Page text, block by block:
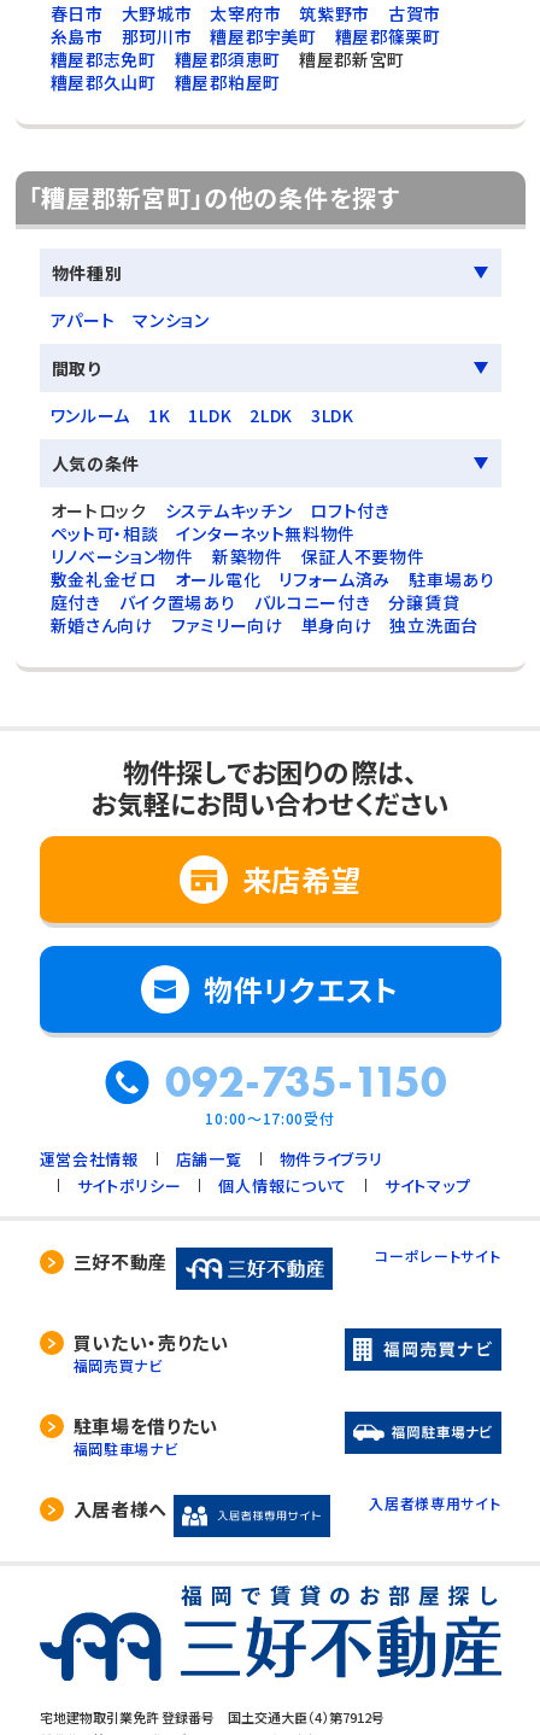
春日市
大野城市 太宰府市 筑紫野市
古賀市
糸島市
那珂川市 糟屋郡宇美町
糟屋郡篠栗町
糟屋郡志免町
糟屋郡須恵町
糟屋郡新宮町
糟屋郡久山町
糟屋郡粕屋町
「糟屋郡新宮町」の他の条件を探す
物件種別
アパート
マンション
間取り
ワンルーム
1K 1LDK 2LDK
3LDK
人気の条件
オートロック
システムキッチン
ロフト付き
ペット可・相談
インターネット無料物件
リノベーション物件
新築物件
保証人不要物件
敷金礼金ゼロ
オール電化 リフォーム済み
駐車場あり
庭付き
バイク置場あり バルコニー付き
分譲賃貸
新婚さん向け
ファミリー向け 単身向け 独立洗面台
宅地建物取引業免許 登録番号 国土交通大臣（4）第7912号
物件探しでお困りの際は、
お気軽にお問い合わせください
来店希望
物件リクエスト
092-735-1150
10:00～17:00受付
運営会社情報 店舗一覧
物件ライブラリ
サイトポリシー
個人情報について サイトマップ
三好不動産 コーポレートサイト
買いたい・売りたい
福岡売買ナビ
駐車場を借りたい
福岡駐車場ナビ
入居者様へ 入居者様専用サイト